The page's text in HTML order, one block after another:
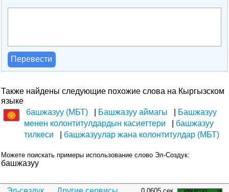
Перевести
Также найдены следующие похожие слова на Кыргызском
языке
башжазуу (МБТ)
Башжазуу аймагы
Башжазуу
менен колонтитулдардын касиеттери
башжазуу
тилкеси
башжазуулар жана колонтитулдар (МБТ)
Можете поискать примеры использование слово Эл-Создук:
башжазуу